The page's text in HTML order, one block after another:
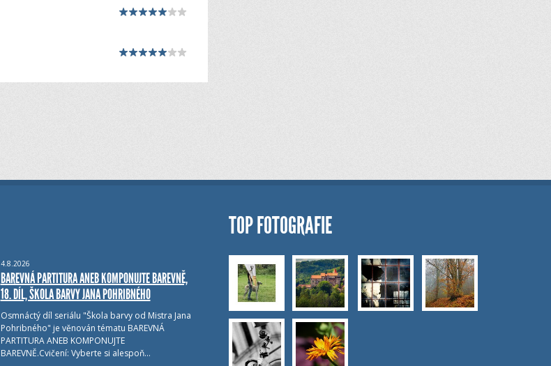
4.8.2026
BAREVNÁ PARTITURA ANEB KOMPONUJTE BAREVNĚ,
18. DÍL, ŠKOLA BARVY JANA POHRIBNÉHO
Osmnáctý díl seriálu "Škola barvy od Mistra Jana
Pohribného" je věnován tématu BAREVNÁ
PARTITURA ANEB KOMPONUJTE
BAREVNĚ.Cvičení: Vyberte si alespoň…
TOP FOTOGRAFIE